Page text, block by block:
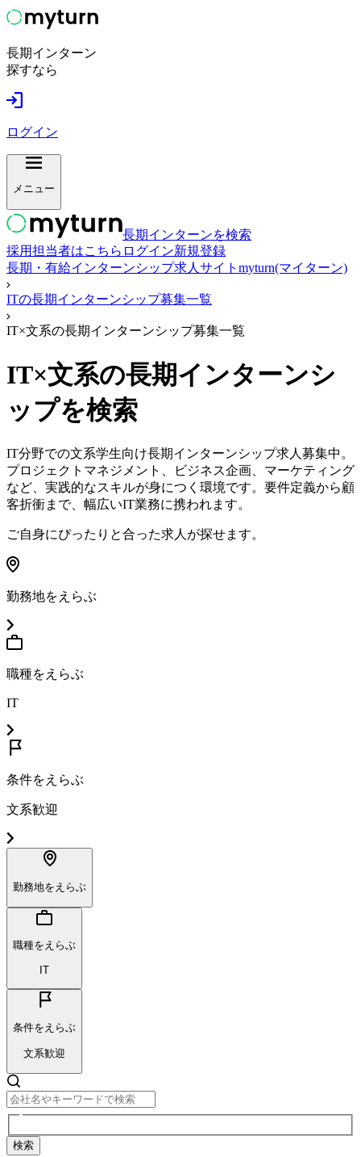
長期インターン
探すなら
ログイン
メニュー
長期インターンを検索
採用担当者はこちら ログイン新規登録
長期・有給インターンシップ求人サイトmyturn(マイターン)
ITの長期インターンシップ募集一覧
IT×文系の長期インターンシップ募集一覧
IT×文系の長期インターンシ
ップを検索
IT分野での文系学生向け長期インターンシップ求人募集中。
プロジェクトマネジメント、ビジネス企画、マーケティング
など、実践的なスキルが身につく環境です。要件定義から顧
客折衝まで、幅広いIT業務に携われます。
ご自身にぴったりと合った求人が探せます。
勤務地をえらぶ
職種をえらぶ
IT
条件をえらぶ
文系歓迎
勤務地をえらぶ
職種をえらぶ
IT
条件をえらぶ
文系歓迎
検索